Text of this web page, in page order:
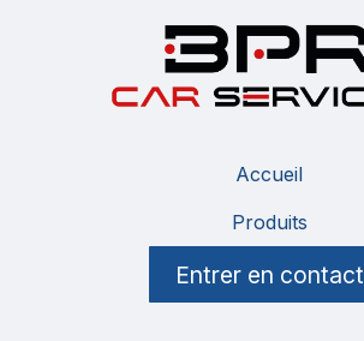
Accueil
Produits
Entrer en contact